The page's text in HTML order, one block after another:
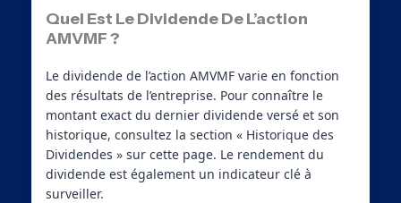
Quel Est Le Dividende De L’action
AMVMF ?
Le dividende de l’action AMVMF varie en fonction
des résultats de l’entreprise. Pour connaître le
montant exact du dernier dividende versé et son
historique, consultez la section « Historique des
Dividendes » sur cette page. Le rendement du
dividende est également un indicateur clé à
surveiller.